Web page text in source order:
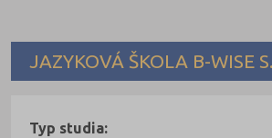
JAZYKOVÁ ŠKOLA B-WISE
Typ studia: